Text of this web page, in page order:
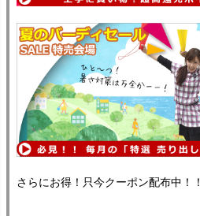
さらにお得！只今クーポン配布中！！